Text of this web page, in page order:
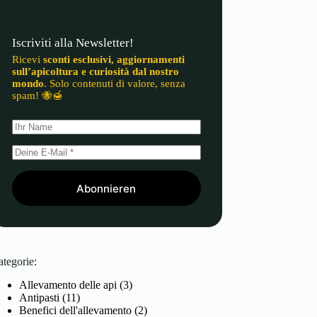
Iscriviti alla Newsletter!
Ricevisconti esclusivi, aggiornamenti
sull’apicoltura e curiosità dal nostro
mondo. Solo contenuti di valore, senza
spam! 🐝🍯
Abonnieren
Allevamento delle api (3)
Antipasti (11)
Benefici dell'allevamento (2)